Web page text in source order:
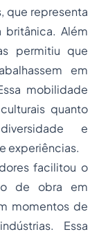
que representa
Além
permitiu que
em
mobilidade
quanto
e
experiências.
facilitou o
de obra em
momentos de
Essa